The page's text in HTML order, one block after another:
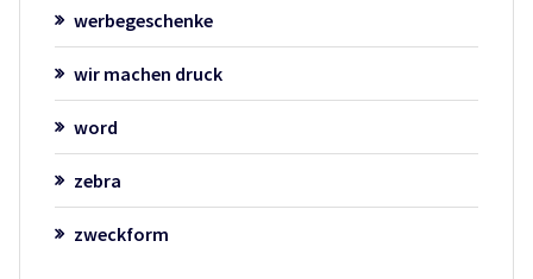
werbegeschenke
wir machen druck
word
zebra
zweckform